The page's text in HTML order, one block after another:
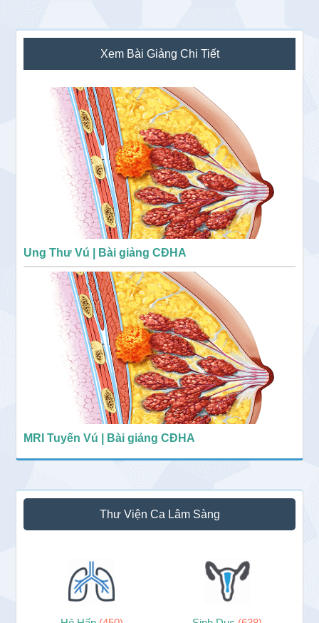
Sidebar
chính
Xem Bài Giảng Chi Tiết
Ung Thư Vú | Bài giảng CĐHA
MRI Tuyến Vú | Bài giảng CĐHA
Thư Viện Ca Lâm Sàng